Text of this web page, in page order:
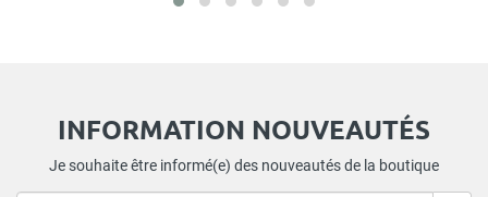
INFORMATION NOUVEAUTÉS
Je souhaite être informé(e) des nouveautés de la boutique